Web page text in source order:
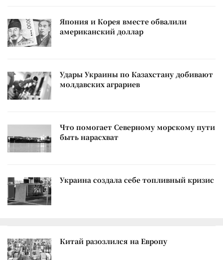
Япония и Корея вместе обвалили
американский доллар
Удары Украины по Казахстану добивают
молдавских аграриев
Что помогает Северному морскому пути
быть нарасхват
Украина создала себе топливный кризис
Китай разозлился на Европу